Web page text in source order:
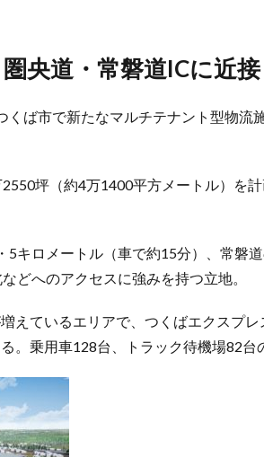
圏央道・常磐道ICに近接
くば市で新たなマルチテナント型物流
坪（約4万1400平方メートル）を
5キロメートル（車で約15分）、常磐
どへのアクセスに強みを持つ立地。
えているエリアで、つくばエクスプ
。乗用車128台、トラック待機場82台